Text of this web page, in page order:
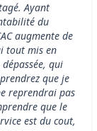
Ayant
du
augmente de
tout mis en
qui
que je
reprendrai pas
que le
est du cout,